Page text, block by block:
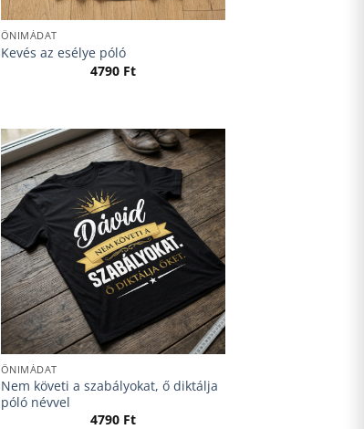
ÖNIMÁDAT
Kevés az esélye póló
4790 Ft
ÖNIMÁDAT
Nem követi a szabályokat, ő diktálja
póló névvel
4790 Ft